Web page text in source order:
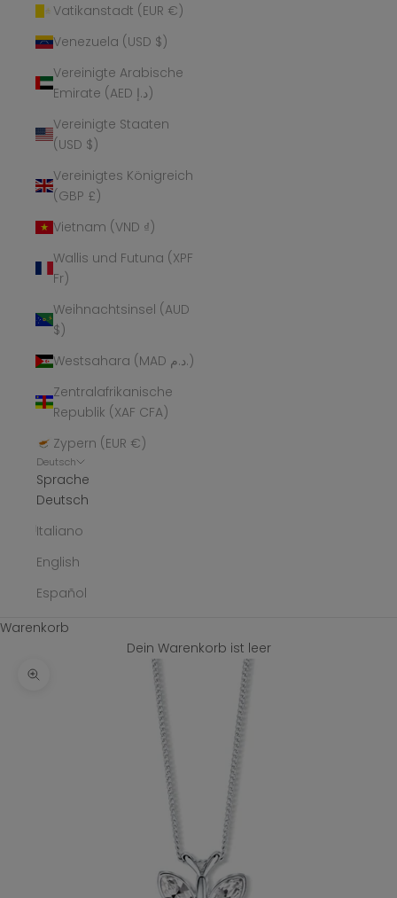
Vatikanstadt (EUR €)
Venezuela (USD $)
Vereinigte Arabische
Emirate (AED د.إ)
Vereinigte Staaten
(USD $)
Vereinigtes Königreich
(GBP £)
Vietnam (VND ₫)
Wallis und Futuna (XPF
Fr)
Weihnachtsinsel (AUD
$)
Westsahara (MAD د.م.)
Zentralafrikanische
Republik (XAF CFA)
Zypern (EUR €)
Deutsch
Sprache
Deutsch
Italiano
English
Español
Warenkorb
Dein Warenkorb ist leer
Bild vergrößern